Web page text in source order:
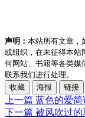
声明： 本站所有文章，
或组织，在未征得本站
何网站、书籍等各类媒
联系我们进行处理。
收藏
海报 链接
上一篇 蓝色的爱简
下一篇 被风吹过